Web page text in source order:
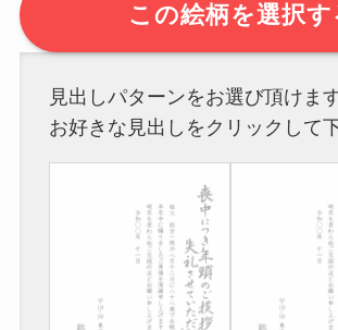
この絵柄を選択す
見出しパターンをお選び頂けます
お好きな見出しをクリックして下